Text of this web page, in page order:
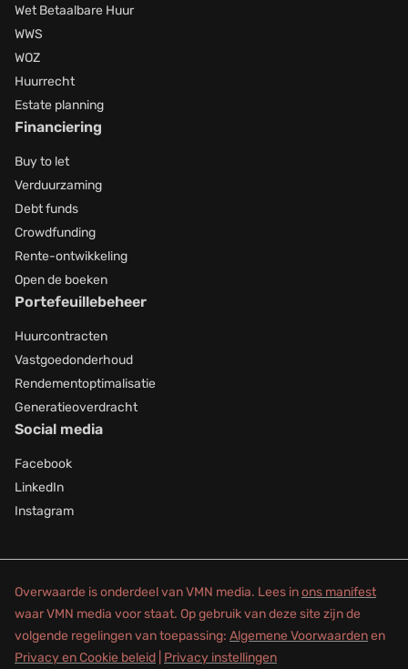
Wet Betaalbare Huur
WWS
WOZ
Huurrecht
Estate planning
Financiering
Buy to let
Verduurzaming
Debt funds
Crowdfunding
Rente-ontwikkeling
Open de boeken
Portefeuillebeheer
Huurcontracten
Vastgoedonderhoud
Rendementoptimalisatie
Generatieoverdracht
Social media
Facebook
LinkedIn
Instagram
Overwaarde is onderdeel van VMN media. Lees inons manifest
waar VMN media voor staat. Op gebruik van deze site zijn de
volgende regelingen van toepassing: Algemene Voorwaardenen
Privacy en Cookie beleid Privacy instellingen